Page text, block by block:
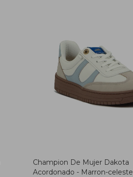
Champion De Mujer Dakota
Acordonado - Marron-celeste